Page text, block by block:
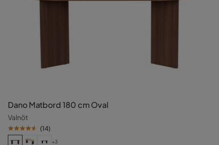
Dano Matbord 180 cm Oval
Valnöt
(14)
+3